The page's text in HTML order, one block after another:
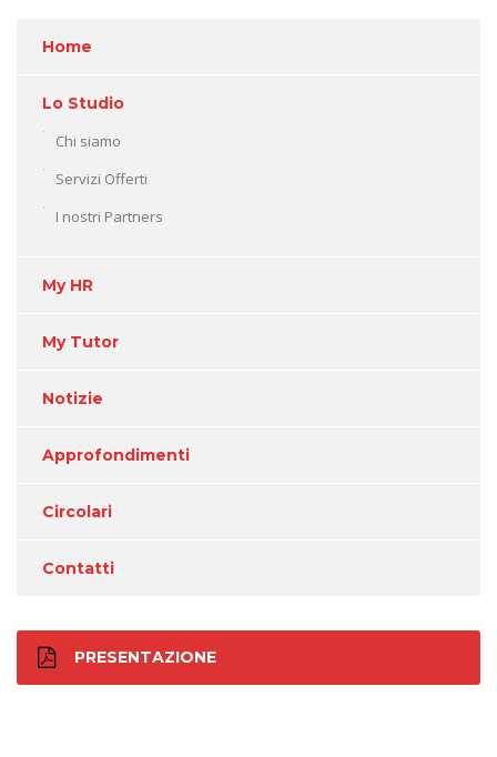
Home
Lo Studio
Chi siamo
Servizi Offerti
I nostri Partners
My HR
My Tutor
Notizie
Approfondimenti
Circolari
Contatti
PRESENTAZIONE